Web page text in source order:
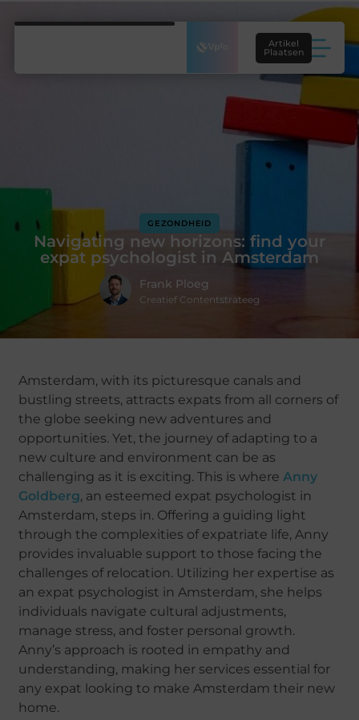
Artikel
Plaatsen
GEZONDHEID
Navigating new horizons: find your
expat psychologist in Amsterdam
Frank Ploeg
Creatief Contentstrateeg
Amsterdam, with its picturesque canals and
bustling streets, attracts expats from all corners of
the globe seeking new adventures and
opportunities. Yet, the journey of adapting to a
new culture and environment can be as
challenging as it is exciting. This is whereAnny
Goldberg, an esteemed expat psychologist in
Amsterdam, steps in. Offering a guiding light
through the complexities of expatriate life, Anny
provides invaluable support to those facing the
challenges of relocation. Utilizing her expertise as
an expat psychologist in Amsterdam, she helps
individuals navigate cultural adjustments,
manage stress, and foster personal growth.
Anny’s approach is rooted in empathy and
understanding, making her services essential for
any expat looking to make Amsterdam their new
home.